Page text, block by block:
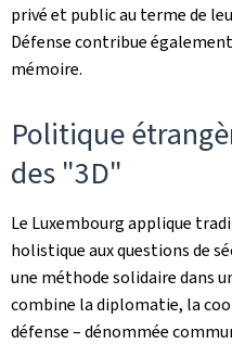
privé et public au terme de
Défense contribue
mémoire.
Politique
des "3D"
Le Luxembourg applique
holistique aux questions de
une méthode solidaire dans
combine la diplomatie, la
défense – dénommée